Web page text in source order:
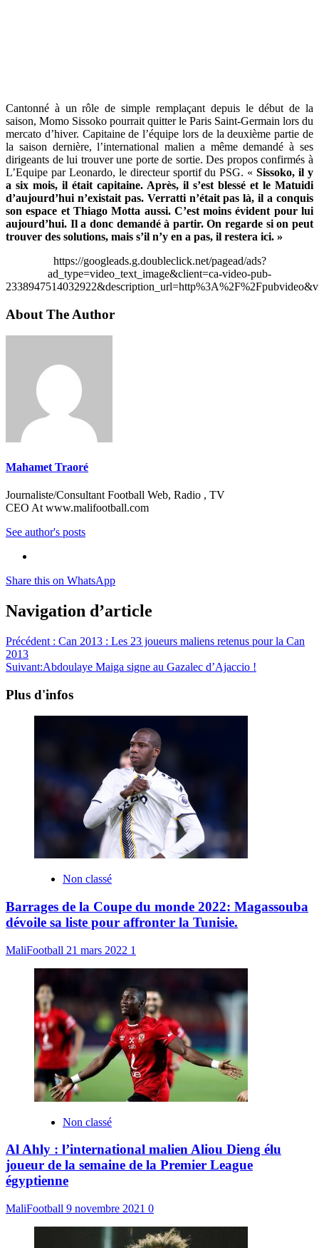
Cantonné à un rôle de simple remplaçant depuis le début de la
saison, Momo Sissoko pourrait quitter le Paris Saint-Germain lors du
mercato d’hiver. Capitaine de l’équipe lors de la deuxième partie de
la saison dernière, l’international malien a même demandé à ses
dirigeants de lui trouver une porte de sortie. Des propos confirmés à
L’Equipe par Leonardo, le directeur sportif du PSG. «Sissoko, il y
a six mois, il était capitaine. Après, il s’est blessé et le Matuidi
d’aujourd’hui n’existait pas. Verratti n’était pas là, il a conquis
son espace et Thiago Motta aussi. C’est moins évident pour lui
aujourd’hui. Il a donc demandé à partir. On regarde si on peut
trouver des solutions, mais s’il n’y en a pas, il restera ici. »
https://googleads.g.doubleclick.net/pagead/ads?
ad_type=video_text_image&client=ca-video-pub-
About The Author
Mahamet Traoré
Journaliste/Consultant Football Web, Radio , TV
CEO At www.malifootball.com
See author's posts
Share this on WhatsApp
Navigation d’article
Précédent : Can 2013 : Les 23 joueurs maliens retenus pour la Can
2013
Suivant:Abdoulaye Maiga signe au Gazalec d’Ajaccio !
Plus d'infos
Non classé
Barrages de la Coupe du monde 2022: Magassouba
dévoile sa liste pour affronter la Tunisie.
MaliFootball 21 mars 2022 1
Non classé
Al Ahly : l’international malien Aliou Dieng élu
joueur de la semaine de la Premier League
égyptienne
MaliFootball 9 novembre 2021 0